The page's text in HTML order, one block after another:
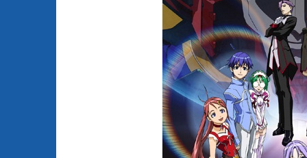
Animes licenciés
Animes abandonnés
(13)
Tous les animes (604)
Mangas terminés
(Privés) (132)
Mangas terminés
(Publics) (88)
Mangas en pause
Mangas licenciés